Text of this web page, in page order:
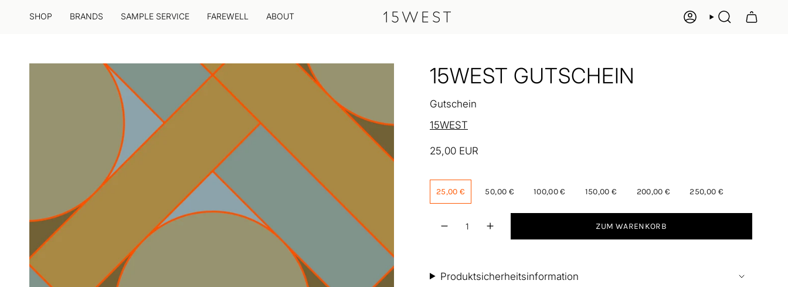
SHOP BRANDS SAMPLE SERVICE FAREWELL ABOUT KONTO SUCHE
15WEST GUTSCHEIN
Gutschein
15WEST
25,00 EUR
25,00 € 50,00 € 100,00 € 150,00 € 200,00 € 250,00 €
ZUM WARENKORB
Produktsicherheitsinformation